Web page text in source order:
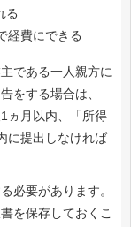
る
経費にできる
である一人親方に
をする場合は、
ヵ月以内、「所得
に提出しなければ
必要があります。
を保存しておくこ